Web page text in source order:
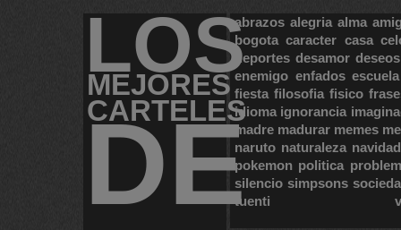
LOS
MEJORES
CARTELES
DE
abrazos alegria alma
bogota caracter casa
deportes desamor deseos
enemigo enfados escuela
fiesta filosofia fisico
idioma ignorancia
madre madurar memes
naruto naturaleza navidad
pokemon politica
silencio simpsons
tuenti